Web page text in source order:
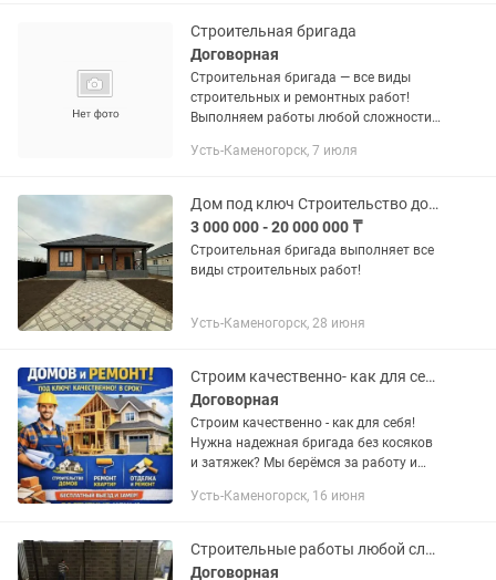
Работаем с...
Строительная бригада
Договорная
Строительная бригада — все виды
строительных и ремонтных работ!
Выполняем работы любой сложности
ценам. Наши услуги: • Строительство
Усть-Каменогорск, 7 июля
Дом под ключ Строительство домов под ключ!
3 000 000 - 20 000 000 ₸
Строительная бригада выполняет все
виды строительных работ!
Усть-Каменогорск, 28 июня
Строим качественно- как для себя! Сапалы әрі жылдам. Бағасын келісеміз!
Договорная
Строим качественно - как для себя!
Нужна надежная бригада без косяков
и затяжек? Мы берёмся за работу и
уақыт созбайтын құрылыс бригадасы
Усть-Каменогорск, 16 июня
Строительные работы любой сложности
Договорная